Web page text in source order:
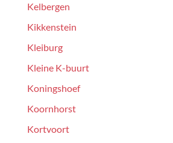
Kelbergen
Kikkenstein
Kleiburg
Kleine K-buurt
Koningshoef
Koornhorst
Kortvoort